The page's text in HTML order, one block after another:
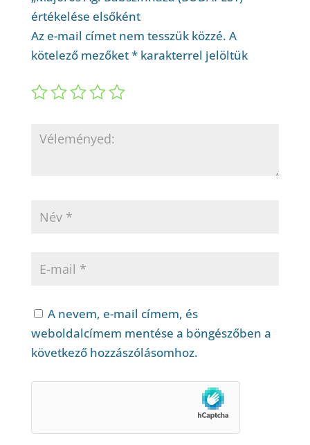
értékelése elsőként
Az e-mail címet nem tesszük közzé. A
kötelező mezőket*karakterrel jelöltük
A nevem, e-mail címem, és
weboldalcímem mentése a böngészőben a
következő hozzászólásomhoz.